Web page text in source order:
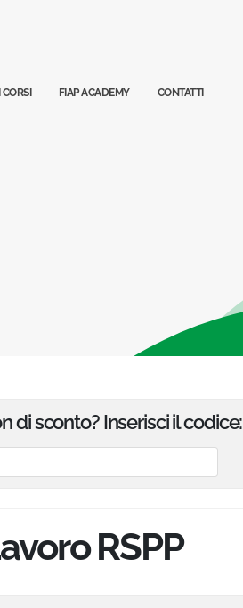
FIAP ACADEMY CONTATTI
di sconto? Inserisci il codice:
RSPP